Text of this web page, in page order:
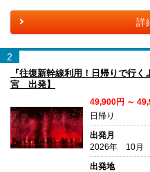
詳
2
『往復新幹線利用！日帰りで行
宮 出発】
49,900円 ～
日帰り
出発月
2026年 10月
出発地